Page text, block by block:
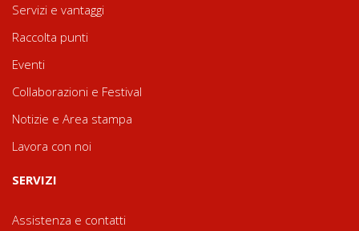
Servizi e vantaggi
Raccolta punti
Eventi
Collaborazioni e Festival
Notizie e Area stampa
Lavora con noi
SERVIZI
Assistenza e contatti